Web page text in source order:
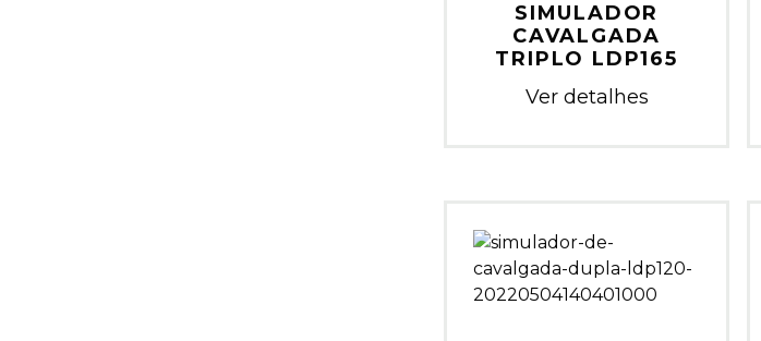
SIMULADOR
CAVALGADA
TRIPLO LDP165
Ver detalhes